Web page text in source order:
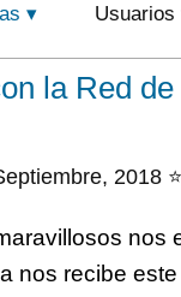
Usuarios
la Red
2018
nos
nos recibe